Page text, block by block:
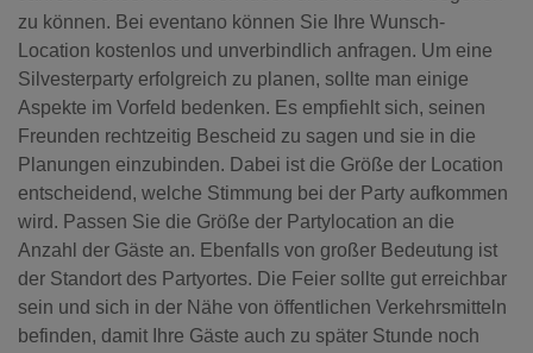
zu können. Bei eventano können Sie Ihre Wunsch-
Location kostenlos und unverbindlich anfragen. Um eine
Silvesterparty erfolgreich zu planen, sollte man einige
Aspekte im Vorfeld bedenken. Es empfiehlt sich, seinen
Freunden rechtzeitig Bescheid zu sagen und sie in die
Planungen einzubinden. Dabei ist die Größe der Location
entscheidend, welche Stimmung bei der Party aufkommen
wird. Passen Sie die Größe der Partylocation an die
Anzahl der Gäste an. Ebenfalls von großer Bedeutung ist
der Standort des Partyortes. Die Feier sollte gut erreichbar
sein und sich in der Nähe von öffentlichen Verkehrsmitteln
befinden, damit Ihre Gäste auch zu später Stunde noch